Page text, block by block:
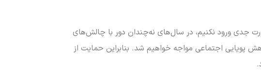
جدی ورود نکنیم، در سال‌های نه‌چندان دور با چالش‌های
اجتماعی مواجه خواهیم شد. بنابراین حمایت از